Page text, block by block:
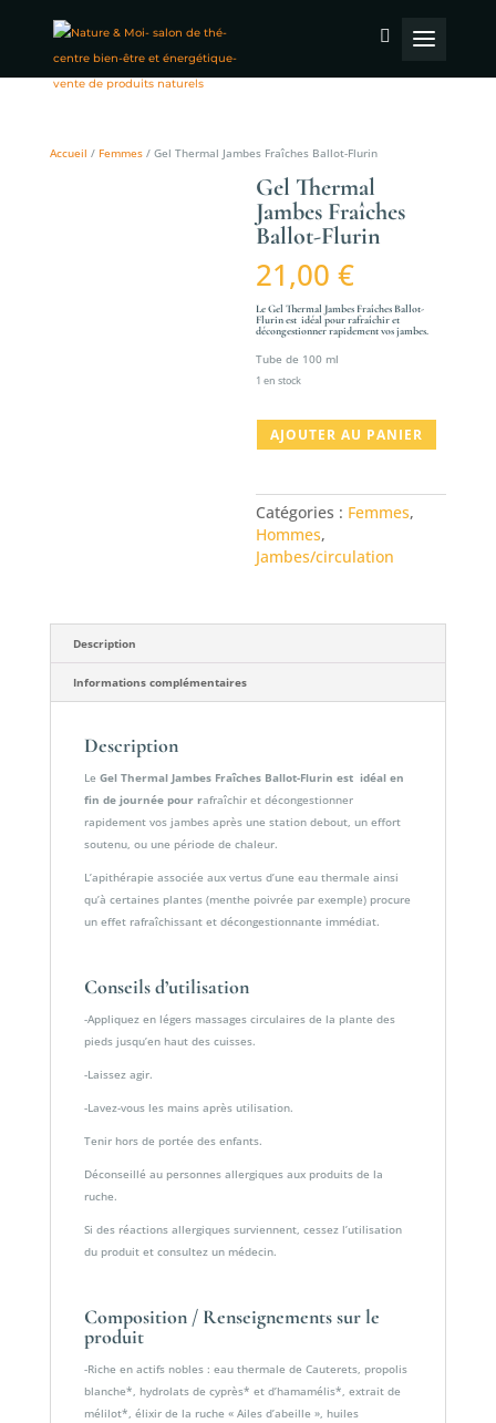
Accueil / Femmes/ Gel Thermal Jambes Fraîches Ballot-Flurin
Gel Thermal
Jambes Fraîches
Ballot-Flurin
21,00€
Le Gel Thermal Jambes Fraîches Ballot-
Flurin est idéal pour rafraîchir et
décongestionner rapidement vos jambes.
Tube de 100 ml
1 en stock
quantité
de
Thermal
Jambes
Fraîches
Ballot-
AJOUTER AU PANIER
Catégories : Femmes,
Hommes,
Jambes/circulation
Description
Informations complémentaires
Description
Le Gel Thermal Jambes Fraîches Ballot-Flurin est idéal en
fin de journée pour rafraîchir et décongestionner
rapidement vos jambes après une station debout, un effort
soutenu, ou une période de chaleur.
L’apithérapie associée aux vertus d’une eau thermale ainsi
qu’à certaines plantes (menthe poivrée par exemple) procure
un effet rafraîchissant et décongestionnante immédiat.
Conseils d’utilisation
-Appliquez en légers massages circulaires de la plante des
pieds jusqu’en haut des cuisses.
-Laissez agir.
-Lavez-vous les mains après utilisation.
Tenir hors de portée des enfants.
Déconseillé au personnes allergiques aux produits de la
ruche.
Si des réactions allergiques surviennent, cessez l’utilisation
du produit et consultez un médecin.
Composition / Renseignements sur le
produit
-Riche en actifs nobles : eau thermale de Cauterets, propolis
blanche*, hydrolats de cyprès* et d’hamamélis*, extrait de
mélilot*, élixir de la ruche « Ailes d’abeille », huiles